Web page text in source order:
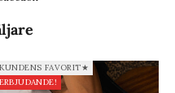
KUNDENS FAVORIT★
ERBJUDANDE!